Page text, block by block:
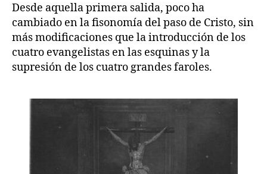
Desde aquella primera salida, poco ha
cambiado en la fisonomía del paso de Cristo, sin
más modificaciones que la introducción de los
cuatro evangelistas en las esquinas y la
supresión de los cuatro grandes faroles.